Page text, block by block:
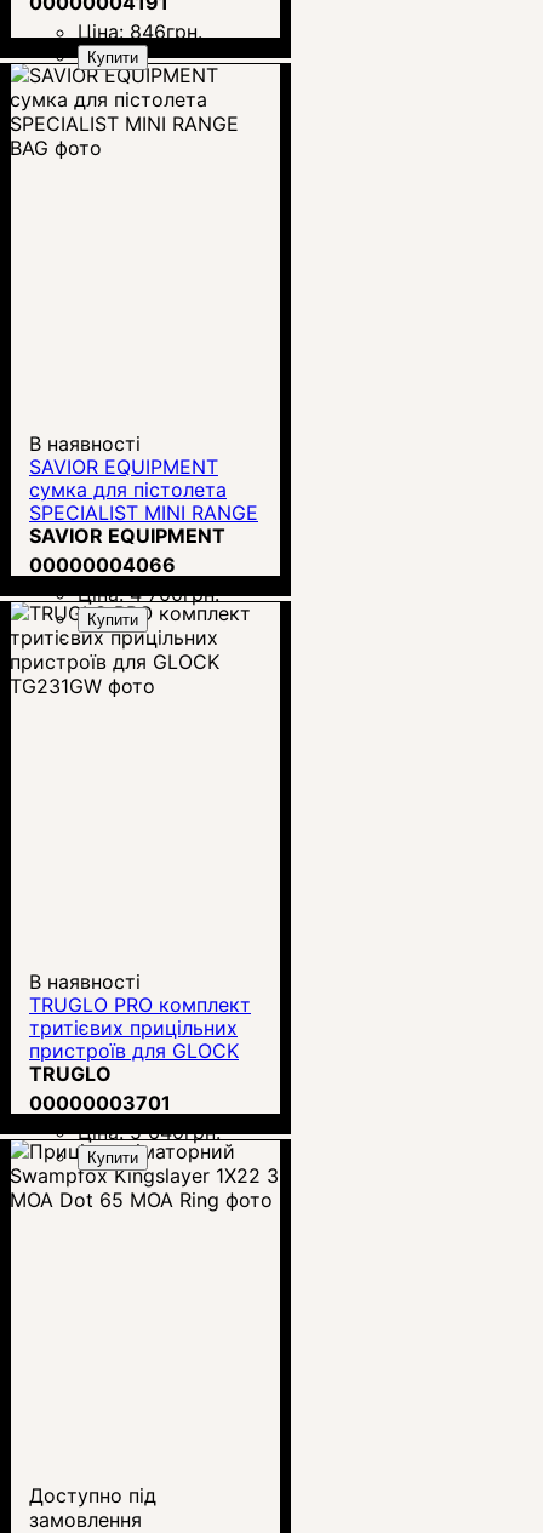
Ціна:846грн.
Купити
В наявності
SAVIOR EQUIPMENT
сумка для пістолета
SPECIALIST MINI RANGE
BAG
SAVIOR EQUIPMENT
00000004066
Ціна:4 700грн.
Купити
В наявності
TRUGLO PRO комплект
тритієвих прицільних
пристроїв для GLOCK
TG231GW
TRUGLO
00000003701
Ціна:5 640грн.
Купити
Доступно під
замовлення